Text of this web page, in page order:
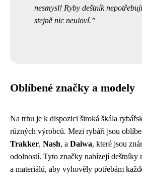
nesmysl! Ryby deštník
stejně nic neuloví.
Oblíbené značky a modely
Na trhu je k dispozici široká škála
různých výrobců. Mezi rybáři jsou
Trakker, Nash, a Daiwa, které jsou
odolností. Tyto značky nabízejí deštníky
a materiálů, aby vyhověly potřebám